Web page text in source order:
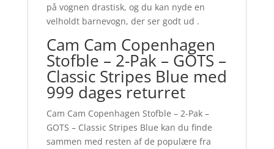
på vognen drastisk, og du kan nyde en
velholdt barnevogn, der ser godt ud .
Cam Cam Copenhagen
Stofble – 2-Pak – GOTS –
Classic Stripes Blue med
999 dages returret
Cam Cam Copenhagen Stofble – 2-Pak –
GOTS – Classic Stripes Blue kan du finde
sammen med resten af de populære fra